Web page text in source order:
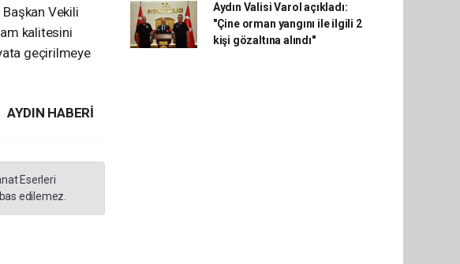
Vekili
kalitesini
geçirilmeye
AYDIN HABERİ
Eserleri
edilemez.
Aydın Valisi Varol açıkladı:
"Çine orman yangını ile ilgili 2
kişi gözaltına alındı"